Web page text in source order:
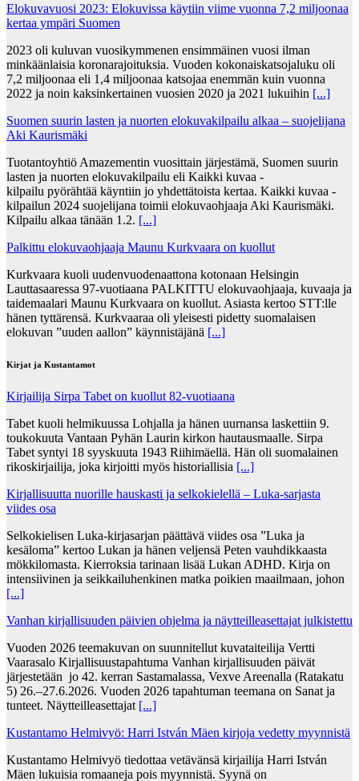
Elokuvavuosi 2023: Elokuvissa käytiin viime vuonna 7,2 miljoonaa
kertaa ympäri Suomen
2023 oli kuluvan vuosikymmenen ensimmäinen vuosi ilman
minkäänlaisia koronarajoituksia. Vuoden kokonaiskatsojaluku oli
7,2 miljoonaa eli 1,4 miljoonaa katsojaa enemmän kuin vuonna
2022 ja noin kaksinkertainen vuosien 2020 ja 2021 lukuihin [...]
Suomen suurin lasten ja nuorten elokuvakilpailu alkaa – suojelijana
Aki Kaurismäki
Tuotantoyhtiö Amazementin vuosittain järjestämä, Suomen suurin
lasten ja nuorten elokuvakilpailu eli Kaikki kuvaa -
kilpailu pyörähtää käyntiin jo yhdettätoista kertaa. Kaikki kuvaa -
kilpailun 2024 suojelijana toimii elokuvaohjaaja Aki Kaurismäki.
Kilpailu alkaa tänään 1.2. [...]
Palkittu elokuvaohjaaja Maunu Kurkvaara on kuollut
Kurkvaara kuoli uudenvuodenaattona kotonaan Helsingin
Lauttasaaressa 97-vuotiaana PALKITTU elokuvaohjaaja, kuvaaja ja
taidemaalari Maunu Kurkvaara on kuollut. Asiasta kertoo STT:lle
hänen tyttärensä. Kurkvaaraa oli yleisesti pidetty suomalaisen
elokuvan ”uuden aallon” käynnistäjänä [...]
Kirjat ja Kustantamot
Kirjailija Sirpa Tabet on kuollut 82-vuotiaana
Tabet kuoli helmikuussa Lohjalla ja hänen uurnansa laskettiin 9.
toukokuuta Vantaan Pyhän Laurin kirkon hautausmaalle. Sirpa
Tabet syntyi 18 syyskuuta 1943 Riihimäellä. Hän oli suomalainen
rikoskirjailija, joka kirjoitti myös historiallisia [...]
Kirjallisuutta nuorille hauskasti ja selkokielellä – Luka-sarjasta
viides osa
Selkokielisen Luka-kirjasarjan päättävä viides osa ”Luka ja
kesäloma” kertoo Lukan ja hänen veljensä Peten vauhdikkaasta
mökkilomasta. Kierroksia tarinaan lisää Lukan ADHD. Kirja on
intensiivinen ja seikkailuhenkinen matka poikien maailmaan, johon
[...]
Vanhan kirjallisuuden päivien ohjelma ja näytteilleasettajat julkistettu
Vuoden 2026 teemakuvan on suunnitellut kuvataiteilija Vertti
Vaarasalo Kirjallisuustapahtuma Vanhan kirjallisuuden päivät
järjestetään jo 42. kerran Sastamalassa, Vexve Areenalla (Ratakatu
5) 26.–27.6.2026. Vuoden 2026 tapahtuman teemana on Sanat ja
tunteet. Näytteilleasettajat [...]
Kustantamo Helmivyö: Harri István Mäen kirjoja vedetty myynnistä
Kustantamo Helmivyö tiedottaa vetävänsä kirjailija Harri István
Mäen lukuisia romaaneja pois myynnistä. Syynä on